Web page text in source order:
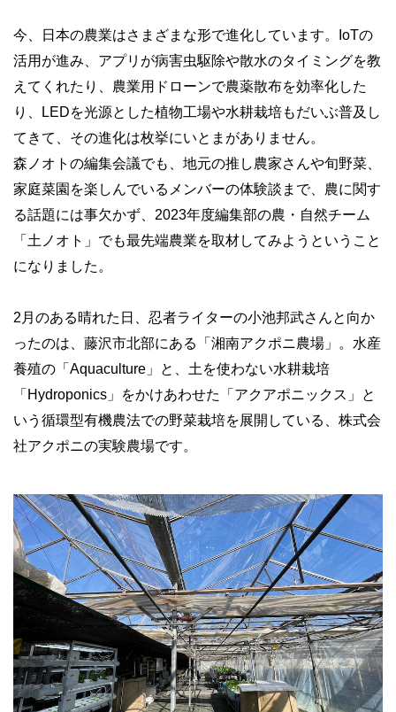
今、日本の農業はさまざまな形で進化しています。IoTの
活用が進み、アプリが病害虫駆除や散水のタイミングを教
えてくれたり、農業用ドローンで農薬散布を効率化した
り、LEDを光源とした植物工場や水耕栽培もだいぶ普及し
てきて、その進化は枚挙にいとまがありません。
森ノオトの編集会議でも、地元の推し農家さんや旬野菜、
家庭菜園を楽しんでいるメンバーの体験談まで、農に関す
る話題には事欠かず、2023年度編集部の農・自然チーム
「土ノオト」でも最先端農業を取材してみようということ
になりました。
2月のある晴れた日、忍者ライターの小池邦武さんと向か
ったのは、藤沢市北部にある「湘南アクポニ農場」。水産
養殖の「Aquaculture」と、土を使わない水耕栽培
「Hydroponics」をかけあわせた「アクアポニックス」と
いう循環型有機農法での野菜栽培を展開している、株式会
社アクポニの実験農場です。